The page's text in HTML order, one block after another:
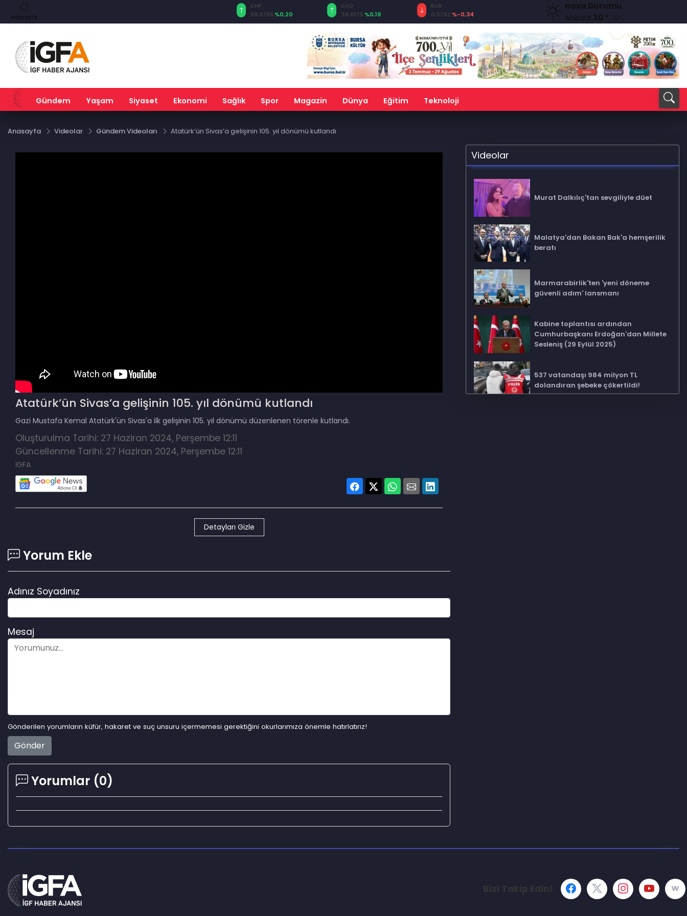
Anasayfa
%0,16
CHF
58,6766 %0,20
CAD
34,0175 %0,19
RUB
0,5752 %-0,34 %0,21
AUD
Hava Durumu
Ankara 30 °
Gündem Yaşam Siyaset Ekonomi Sağlık Spor Magazin Dünya Eğitim Teknoloji
Anasayfa Videolar Gündem Videoları Atatürk’ün Sivas’a gelişinin 105. yıl dönümü kutlandı
Atatürk’ün Sivas’a gelişinin 105. yıl dönümü kutlandı
Gazi Mustafa Kemal Atatürk'ün Sivas'a ilk gelişinin 105. yıl dönümü düzenlenen törenle kutlandı.
Oluşturulma Tarihi: 27 Haziran 2024, Perşembe 12:11
Güncellenme Tarihi: 27 Haziran 2024, Perşembe 12:11
İGFA
Detayları Gizle
Yorum Ekle
Adınız Soyadınız
Mesaj
Gönderilen yorumların küfür, hakaret ve suç unsuru içermemesi gerektiğini okurlarımıza önemle hatırlatırız!
Gönder
Yorumlar (0)
Videolar
Murat Dalkılıç'tan sevgiliyle düet
Malatya'dan Bakan Bak'a hemşerilik
beratı
Marmarabirlik'ten 'yeni döneme
güvenli adım' lansmanı
Kabine toplantısı ardından
Cumhurbaşkanı Erdoğan'dan Millete
Sesleniş (29 Eylül 2025)
537 vatandaşı 984 milyon TL
dolandıran şebeke çökertildi!